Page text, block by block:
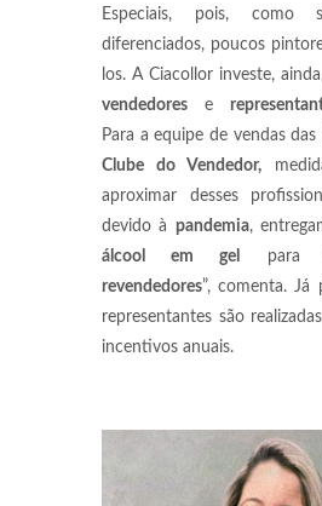
Especiais, pois, como
diferenciados, poucos
los. A Ciacollor investe,
vendedores e
Para a equipe de vendas
Clube do Vendedor,
aproximar desses
devido à pandemia,
álcool em gel
para
revendedores”, comenta. Já
representantes são
incentivos anuais.